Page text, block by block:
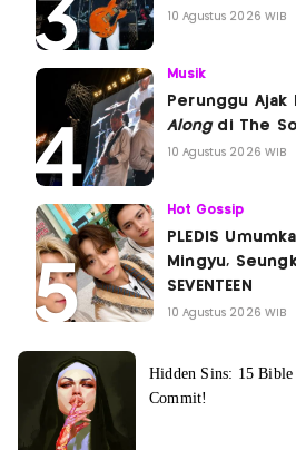
10 Agustus 2026 WIB
Musik
Perunggu Ajak
Alongdi The
10 Agustus 2026 WIB
Hot Gossip
PLEDIS
Mingyu,
SEVENTEEN
10 Agustus 2026 WIB